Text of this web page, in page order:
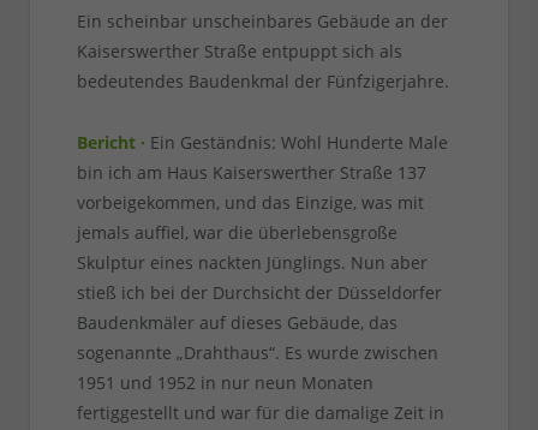
Ein scheinbar unscheinbares Gebäude an der
Kaiserswerther Straße entpuppt sich als
bedeutendes Baudenkmal der Fünfzigerjahre.
Bericht · Ein Geständnis: Wohl Hunderte Male
bin ich am Haus Kaiserswerther Straße 137
vorbeigekommen, und das Einzige, was mit
jemals auffiel, war die überlebensgroße
Skulptur eines nackten Jünglings. Nun aber
stieß ich bei der Durchsicht der Düsseldorfer
Baudenkmäler auf dieses Gebäude, das
sogenannte „Drahthaus“. Es wurde zwischen
1951 und 1952 in nur neun Monaten
fertiggestellt und war für die damalige Zeit in